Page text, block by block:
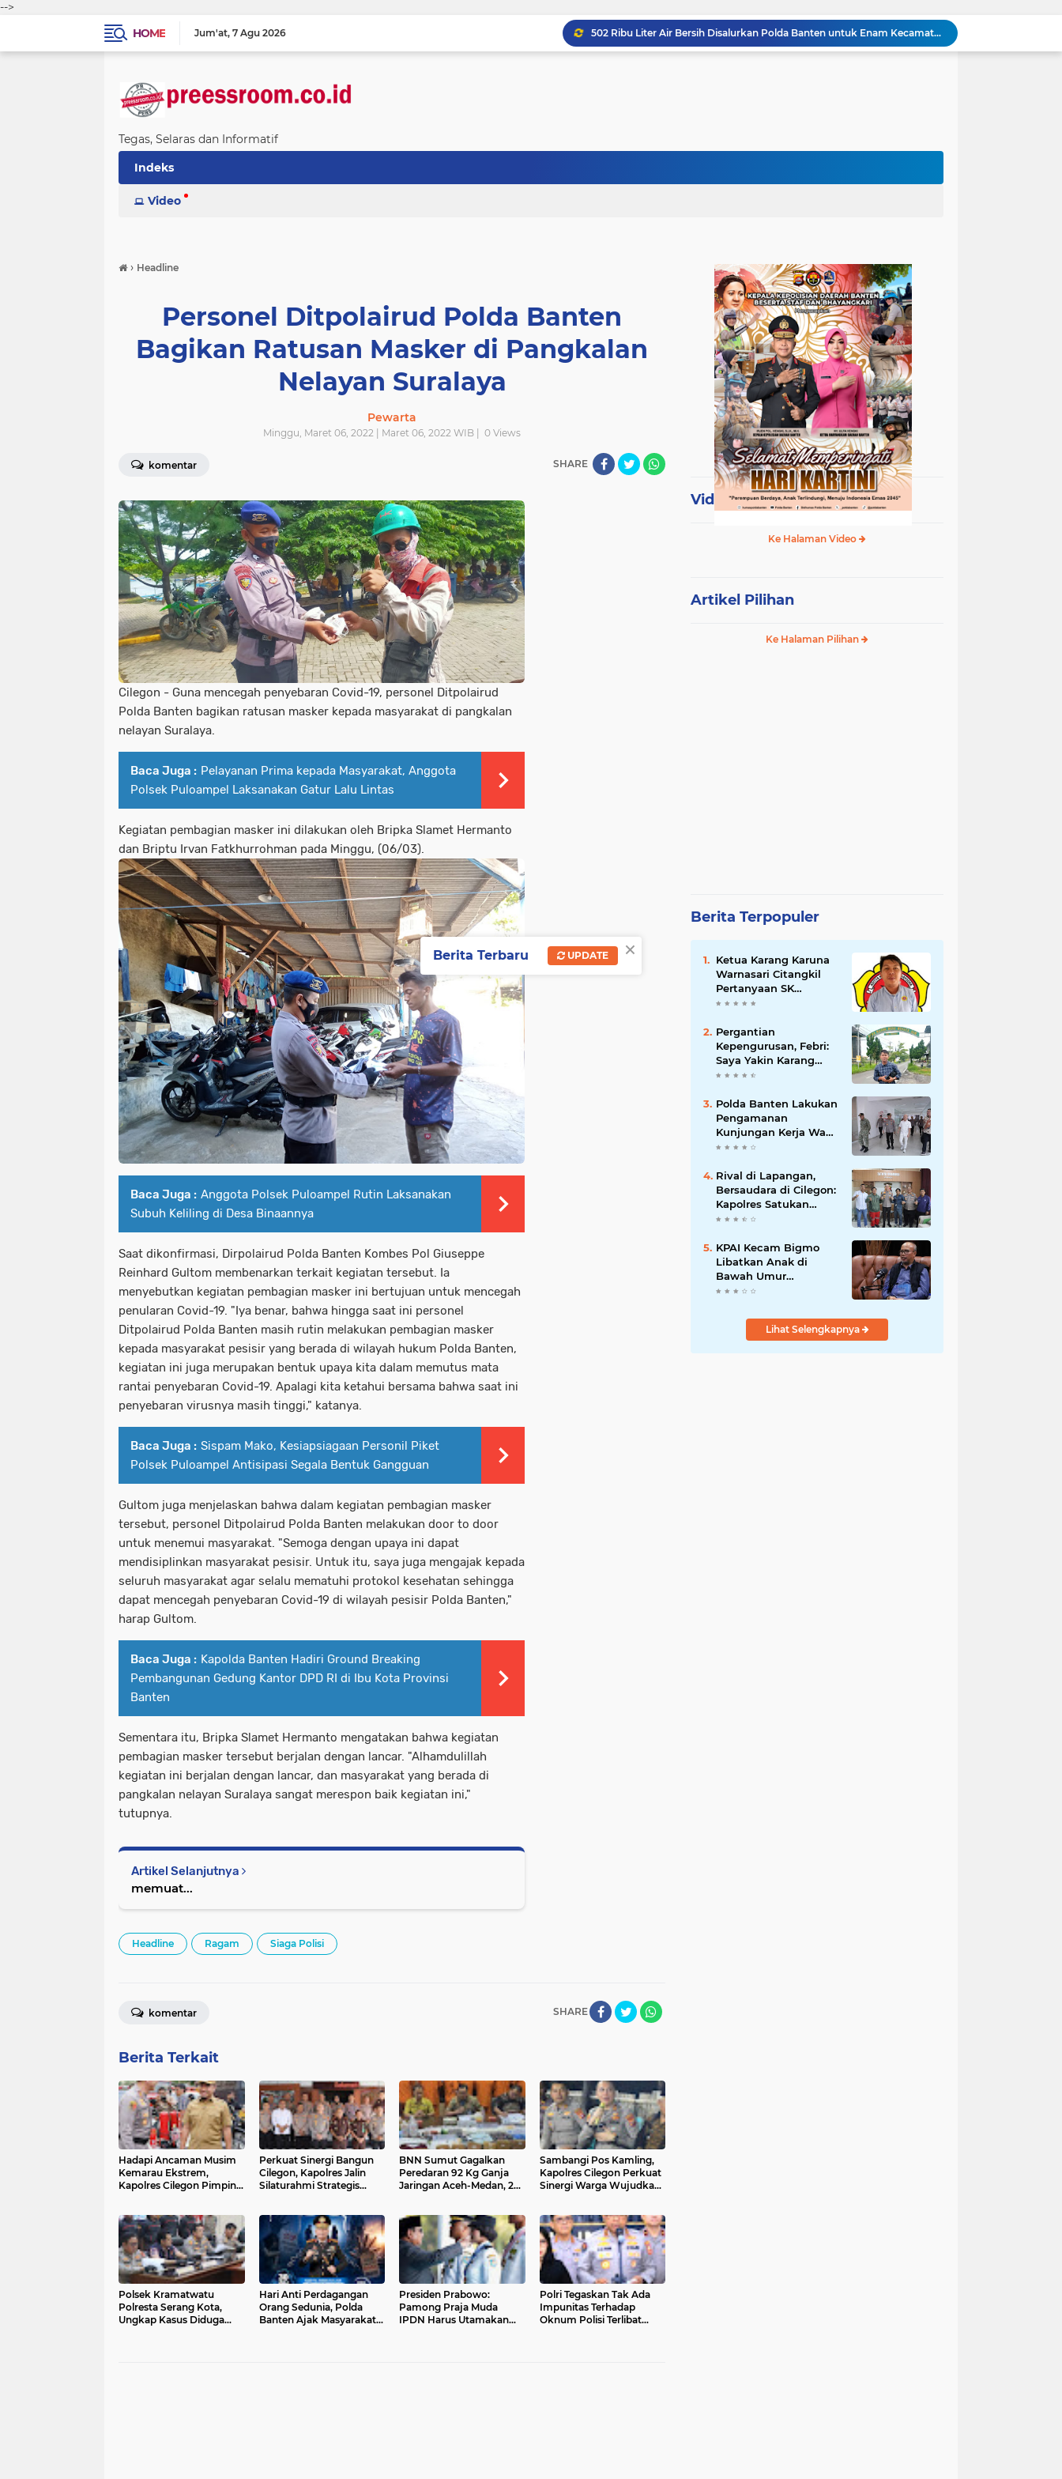
-->
HOME
Jum'at 7 Agu 2026
502 Ribu Liter Air Bersih Disalurkan Polda Banten untuk Enam Kecamatan di Kabupaten Serang
Melalui Talkshow RRI Banten, Polda Banten Edukasi Masyarakat tentang Bahaya Karhutla dan Konsekuensi Hukum Pembakaran Lahan
Bhabinkamtibmas Polsek Purwakarta Gencarkan Himbauan Dilarang Membakar Sampah Sembarangan Saat Musim Kemarau
Tegas, Selaras dan Informatif
Indeks
Video
› Headline
Personel Ditpolairud Polda Banten
Bagikan Ratusan Masker di Pangkalan
Nelayan Suralaya
Pewarta
Minggu, Maret 06, 2022 | Maret 06, 2022 WIB | 0 Views
komentar SHARE
Cilegon - Guna mencegah penyebaran Covid-19, personel Ditpolairud
Polda Banten bagikan ratusan masker kepada masyarakat di pangkalan
nelayan Suralaya.
Baca Juga : Pelayanan Prima kepada Masyarakat, Anggota
Polsek Puloampel Laksanakan Gatur Lalu Lintas
Kegiatan pembagian masker ini dilakukan oleh Bripka Slamet Hermanto
dan Briptu Irvan Fatkhurrohman pada Minggu, (06/03).
Baca Juga : Anggota Polsek Puloampel Rutin Laksanakan
Subuh Keliling di Desa Binaannya
Saat dikonfirmasi, Dirpolairud Polda Banten Kombes Pol Giuseppe
Reinhard Gultom membenarkan terkait kegiatan tersebut. Ia
menyebutkan kegiatan pembagian masker ini bertujuan untuk mencegah
penularan Covid-19. "Iya benar, bahwa hingga saat ini personel
Ditpolairud Polda Banten masih rutin melakukan pembagian masker
kepada masyarakat pesisir yang berada di wilayah hukum Polda Banten,
kegiatan ini juga merupakan bentuk upaya kita dalam memutus mata
rantai penyebaran Covid-19. Apalagi kita ketahui bersama bahwa saat ini
penyebaran virusnya masih tinggi," katanya.
Baca Juga : Sispam Mako, Kesiapsiagaan Personil Piket
Polsek Puloampel Antisipasi Segala Bentuk Gangguan
Gultom juga menjelaskan bahwa dalam kegiatan pembagian masker
tersebut, personel Ditpolairud Polda Banten melakukan door to door
untuk menemui masyarakat. "Semoga dengan upaya ini dapat
mendisiplinkan masyarakat pesisir. Untuk itu, saya juga mengajak kepada
seluruh masyarakat agar selalu mematuhi protokol kesehatan sehingga
dapat mencegah penyebaran Covid-19 di wilayah pesisir Polda Banten,"
harap Gultom.
Baca Juga : Kapolda Banten Hadiri Ground Breaking
Pembangunan Gedung Kantor DPD RI di Ibu Kota Provinsi
Banten
Sementara itu, Bripka Slamet Hermanto mengatakan bahwa kegiatan
pembagian masker tersebut berjalan dengan lancar. "Alhamdulillah
kegiatan ini berjalan dengan lancar, dan masyarakat yang berada di
pangkalan nelayan Suralaya sangat merespon baik kegiatan ini,"
tutupnya.
Artikel Selanjutnya
memuat...
Headline Ragam Siaga Polisi
SHARE
komentar
Berita Terkait
Hadapi Ancaman Musim
Kemarau Ekstrem,
Kapolres Cilegon Pimpin
Forkopimda
Perkuat Sinergi Bangun
Cilegon, Kapolres Jalin
Silaturahmi Strategis
BNN Sumut Gagalkan
Peredaran 92 Kg Ganja
Jaringan Aceh-Medan, 2
Sambangi Pos Kamling,
Kapolres Cilegon Perkuat
Sinergi Warga Wujudkan
Kamtibmas
Polsek Kramatwatu
Polresta Serang Kota,
Ungkap Kasus Diduga
Hari Anti Perdagangan
Orang Sedunia, Polda
Banten Ajak Masyarakat
Presiden Prabowo:
Pamong Praja Muda
IPDN Harus Utamakan
Polri Tegaskan Tak Ada
Impunitas Terhadap
Oknum Polisi Terlibat
Video Terpopuler
Ke Halaman Video
Artikel Pilihan
Ke Halaman Pilihan
Berita Terpopuler
Ketua Karang Karuna
Warnasari Citangkil
Pertanyaan SK
Karetaker dan Urgensi
Berduka
Pergantian
Kepengurusan, Febri:
Saya Yakin Karang
Taruna Wanakarsa
Kepemimpinan Bung
Entus Jauh Membawa
Manfaat
Polda Banten Lakukan
Pengamanan
Kunjungan Kerja Wakil
Presiden RI
Rival di Lapangan,
Bersaudara di Cilegon:
Kapolres Satukan
Viking dan Jak Mania
Piala Presiden 2026
KPAI Kecam Bigmo
Libatkan Anak di
Bawah Umur
Promosikan Liquid
Bertindak Tegas
Lihat Selengkapnya
×
Berita Terbaru UPDATE